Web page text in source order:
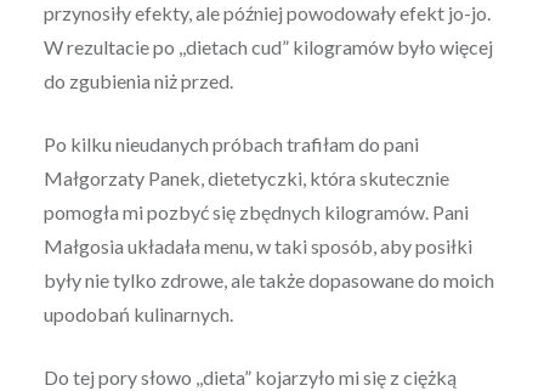
przynosiły efekty, ale później powodowały efekt jo-jo.
W rezultacie po ,,dietach cud” kilogramów było więcej
do zgubienia niż przed.
Po kilku nieudanych próbach trafiłam do pani
Małgorzaty Panek, dietetyczki, która skutecznie
pomogła mi pozbyć się zbędnych kilogramów. Pani
Małgosia układała menu, w taki sposób, aby posiłki
były nie tylko zdrowe, ale także dopasowane do moich
upodobań kulinarnych.
Do tej pory słowo ,,dieta” kojarzyło mi się z ciężką